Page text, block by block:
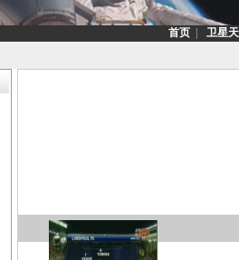
首页| 卫星
您提供沈阳卫星电视
装卫星天线,沈阳安装